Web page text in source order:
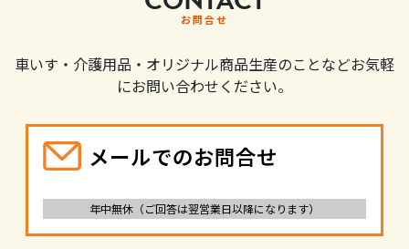
お問合せ
車いす・介護用品・オリジナル商品生産のことなどお気軽
にお問い合わせください。
メールでのお問合せ
年中無休（ご回答は翌営業日以降になります）